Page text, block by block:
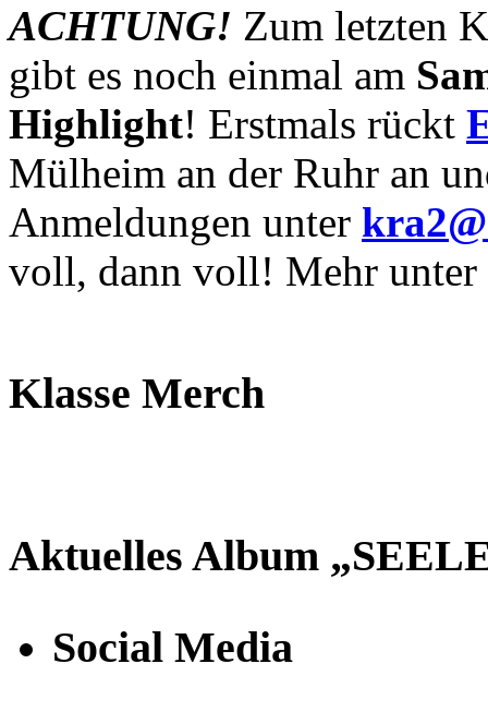
ACHTUNG! Zum letzten
gibt es noch einmal am
Highlight! Erstmals rückt
Mülheim an der Ruhr an
Anmeldungen unter
voll, dann voll! Mehr
Klasse Merch
Aktuelles Album
Social Media